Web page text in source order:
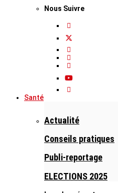
Nous Suivre
Santé
Actualité
Conseils pratiques
Publi-reportage
ELECTIONS 2025